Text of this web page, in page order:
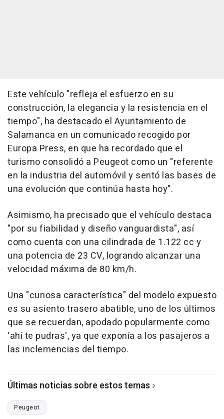
Este vehículo "refleja el esfuerzo en su
construcción, la elegancia y la resistencia en el
tiempo", ha destacado el Ayuntamiento de
Salamanca en un comunicado recogido por
Europa Press, en que ha recordado que el
turismo consolidó a Peugeot como un "referente
en la industria del automóvil y sentó las bases de
una evolución que continúa hasta hoy".
Asimismo, ha precisado que el vehículo destaca
"por su fiabilidad y diseño vanguardista", así
como cuenta con una cilindrada de 1.122 cc y
una potencia de 23 CV, logrando alcanzar una
velocidad máxima de 80 km/h.
Una "curiosa característica" del modelo expuesto
es su asiento trasero abatible, uno de los últimos
que se recuerdan, apodado popularmente como
'ahí te pudras', ya que exponía a los pasajeros a
las inclemencias del tiempo.
Últimas noticias sobre estos temas
Peugeot